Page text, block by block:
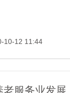
10-12 11:44
服务业发展